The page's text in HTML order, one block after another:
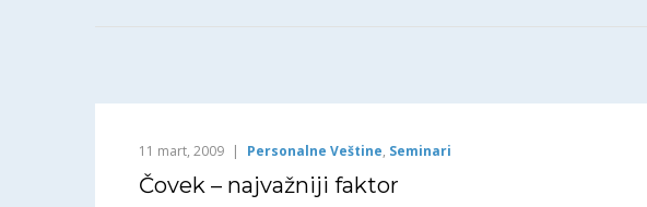
11 mart, 2009 Personalne Veštine, Seminari
Čovek – najvažniji faktor